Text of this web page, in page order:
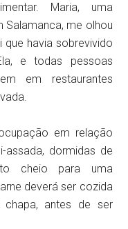
Maria, uma
Salamanca, me olhou
havia sobrevivido
e todas pessoas
em restaurantes
em relação
dormidas de
cheio para uma
deverá ser cozida
antes de ser